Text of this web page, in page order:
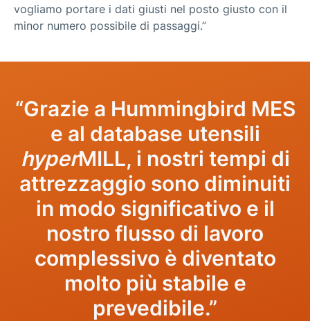
vogliamo portare i dati giusti nel posto giusto con il
minor numero possibile di passaggi.”
“Grazie a Hummingbird MES
e al database utensili
hyperMILL, i nostri tempi di
attrezzaggio sono diminuiti
in modo significativo e il
nostro flusso di lavoro
complessivo è diventato
molto più stabile e
prevedibile.”